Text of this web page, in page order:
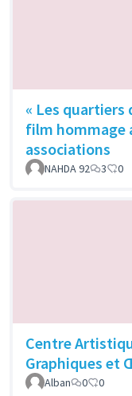
« Les quartiers
film hommage
associations
NAHDA 92 3 0
Centre
Graphiques et
Alban 0 0